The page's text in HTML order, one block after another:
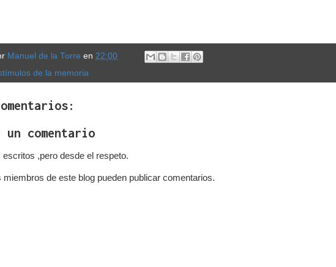
Manuel de la Torre en 22:00
de la memoria
comentario
,pero desde el respeto.
miembros de este blog pueden publicar comentarios.